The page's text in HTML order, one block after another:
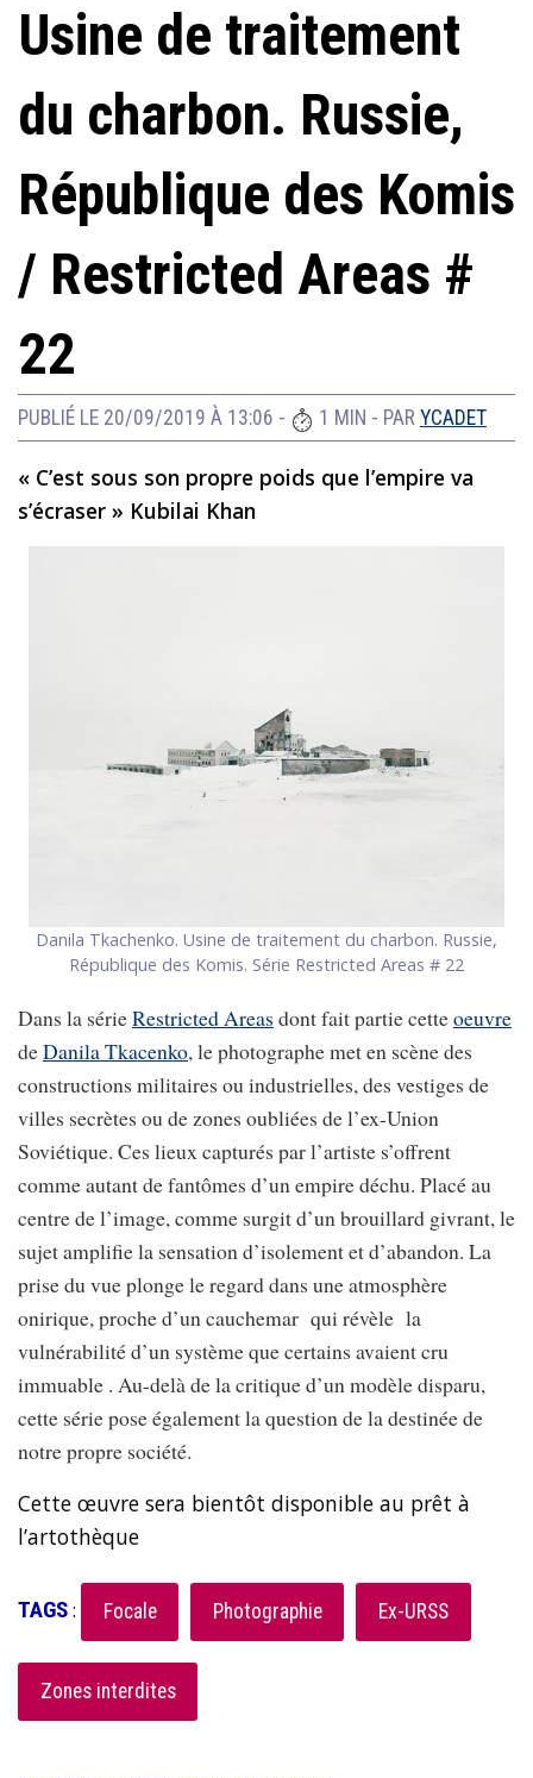
Usine de traitement
du charbon. Russie,
République des Komis
/ Restricted Areas #
22
PUBLIÉ LE 20/09/2019 À 13:06 - 1 MIN - PAR YCADET
« C’est sous son propre poids que l’empire va
s’écraser » Kubilai Khan
Danila Tkachenko. Usine de traitement du charbon. Russie,
République des Komis. Série Restricted Areas # 22
Dans la sérieRestricted Areas dont fait partie cetteoeuvre
deDanila Tkacenko, le photographe met en scène des
constructions militaires ou industrielles, des vestiges de
villes secrètes ou de zones oubliées de l’ex-Union
Soviétique. Ces lieux capturés par l’artiste s’offrent
comme autant de fantômes d’un empire déchu. Placé au
centre de l’image, comme surgit d’un brouillard givrant, le
sujet amplifie la sensation d’isolement et d’abandon. La
prise du vue plonge le regard dans une atmosphère
onirique, proche d’un cauchemar qui révèle la
vulnérabilité d’un système que certains avaient cru
immuable . Au-delà de la critique d’un modèle disparu,
cette série pose également la question de la destinée de
notre propre société.
Cette œuvre sera bientôt disponible au prêt à
l’artothèque
TAGS: Focale Photographie Ex-URSS
Zones interdites